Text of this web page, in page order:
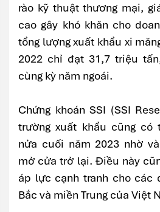
rào kỹ thuật thương mại,
cao gây khó khăn cho
tổng lượng xuất khẩu xi
2022 chỉ đạt 31,7 triệu
cùng kỳ năm ngoái.
Chứng khoán SSI (SSI
trường xuất khẩu cũng có
nửa cuối năm 2023 nhờ
mở cửa trở lại. Điều này
áp lực cạnh tranh cho các
Bắc và miền Trung của Việt